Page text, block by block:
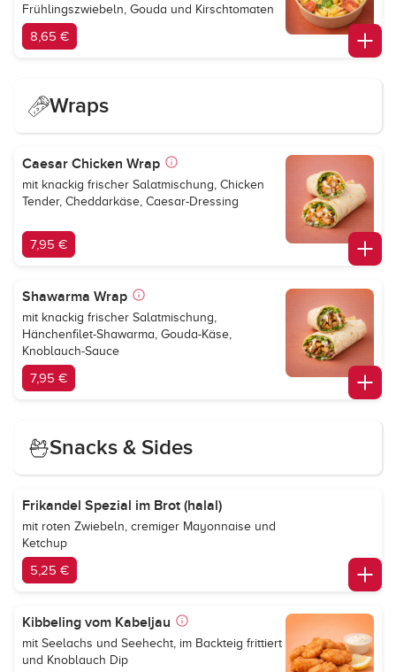
Frühlingszwiebeln, Gouda und Kirschtomaten
8,65 €
Wraps
Caesar Chicken Wrap
mit knackig frischer Salatmischung, Chicken
Tender, Cheddarkäse, Caesar-Dressing
7,95 €
Shawarma Wrap
mit knackig frischer Salatmischung,
Hänchenfilet-Shawarma, Gouda-Käse,
Knoblauch-Sauce
7,95 €
Snacks & Sides
Frikandel Spezial im Brot (halal)
mit roten Zwiebeln, cremiger Mayonnaise und
Ketchup
5,25 €
Kibbeling vom Kabeljau
mit Seelachs und Seehecht, im Backteig frittiert
und Knoblauch Dip